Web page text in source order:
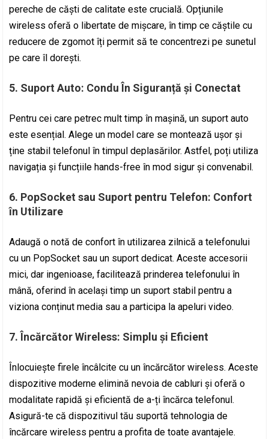
pereche de căști de calitate este crucială. Opțiunile
wireless oferă o libertate de mișcare, în timp ce căștile cu
reducere de zgomot îți permit să te concentrezi pe sunetul
pe care îl dorești.
5. Suport Auto: Condu În Siguranță și Conectat
Pentru cei care petrec mult timp în mașină, un suport auto
este esențial. Alege un model care se montează ușor și
ține stabil telefonul în timpul deplasărilor. Astfel, poți utiliza
navigația și funcțiile hands-free în mod sigur și convenabil.
6. PopSocket sau Suport pentru Telefon: Confort
în Utilizare
Adaugă o notă de confort în utilizarea zilnică a telefonului
cu un PopSocket sau un suport dedicat. Aceste accesorii
mici, dar ingenioase, facilitează prinderea telefonului în
mână, oferind în același timp un suport stabil pentru a
viziona conținut media sau a participa la apeluri video.
7. Încărcător Wireless: Simplu și Eficient
Înlocuiește firele încâlcite cu un încărcător wireless. Aceste
dispozitive moderne elimină nevoia de cabluri și oferă o
modalitate rapidă și eficientă de a-ți încărca telefonul.
Asigură-te că dispozitivul tău suportă tehnologia de
încărcare wireless pentru a profita de toate avantajele.